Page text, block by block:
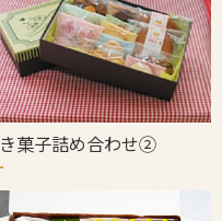
菓子詰め合わせ②